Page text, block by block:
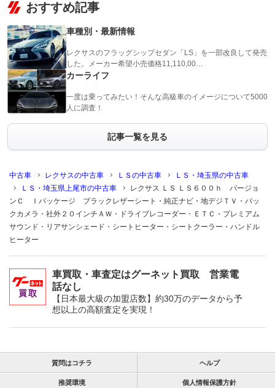
おすすめ記事
車種別・最新情報
レクサスのフラッグシップセダン「LS」を一部改良して発売
した。メーカー希望小売価格11,110,00…
カーライフ
一度は乗ってみたい！そんな高級車のイメージについて5000
人に調査！
記事一覧を見る
中古車 レクサスの中古車 ＬＳの中古車
ＬＳ・埼玉県の中古車
ＬＳ・埼玉県上尾市の中古車
レクサス ＬＳ ＬＳ６００ｈ バージョ
ンＣ Ｉパッケージ ブラックレザーシート・純正ナビ・地デジＴＶ・バッ
クカメラ・社外２０インチＡＷ・ドライブレコーダー・ＥＴＣ・プレミアム
サウンド・リアサンシェード・シートヒーター・シートクーラー・ハンドル
ヒーター
車買取・車査定はグーネット買取 営業電
話なし
【日本最大級の加盟店数】約30万のデータから予
想以上の高額査定を実現！
質問はコチラ ヘルプ
推奨環境 個人情報保護方針